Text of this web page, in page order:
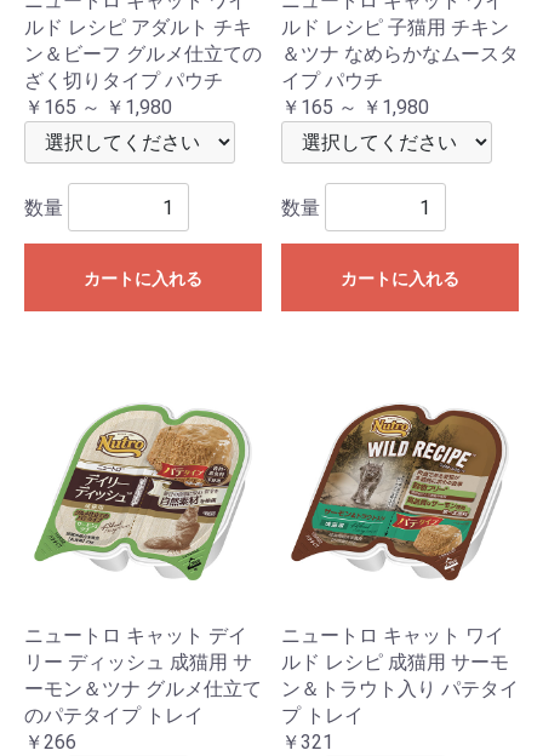
ルド レシピ アダルト チキ
ン＆ビーフ グルメ仕立ての
ざく切りタイプ パウチ
￥165 ～ ￥1,980
数量
カートに入れる
ルド レシピ 子猫用 チキン
＆ツナ なめらかなムースタ
イプ パウチ
￥165 ～ ￥1,980
数量
カートに入れる
ニュートロ キャット デイ
リー ディッシュ 成猫用 サ
ーモン＆ツナ グルメ仕立て
のパテタイプ トレイ
￥266
ニュートロ キャット ワイ
ルド レシピ 成猫用 サーモ
ン＆トラウト入り パテタイ
プ トレイ
￥321